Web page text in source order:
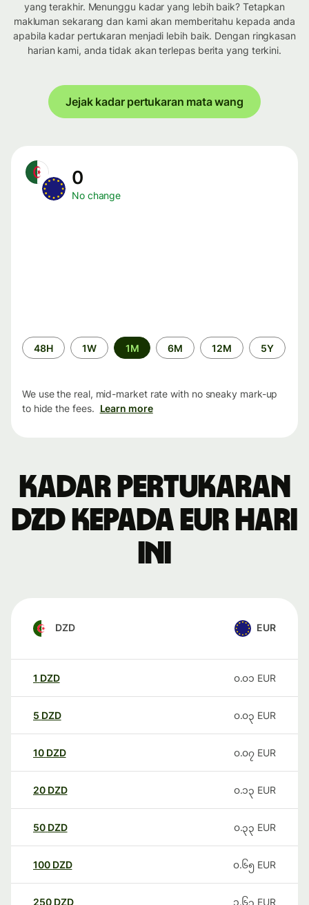
yang terakhir. Menunggu kadar yang lebih baik? Tetapkan
makluman sekarang dan kami akan memberitahu kepada anda
apabila kadar pertukaran menjadi lebih baik. Dengan ringkasan
harian kami, anda tidak akan terlepas berita yang terkini.
Jejak kadar pertukaran mata wang
0
No change
Time
period
48H 1W 1M 6M 12M 5Y
We use the real, mid-market rate with no sneaky mark-up
to hide the fees. Learn more
Kadar pertukaran
DZD kepada EUR hari
ini
DZD EUR
1 DZD ၀.၀၁ EUR
5 DZD ၀.၀၃ EUR
10 DZD ၀.၀၇ EUR
20 DZD ၀.၁၃ EUR
50 DZD ၀.၃၃ EUR
100 DZD ၀.၆၅ EUR
250 DZD ၁.၆၃ EUR